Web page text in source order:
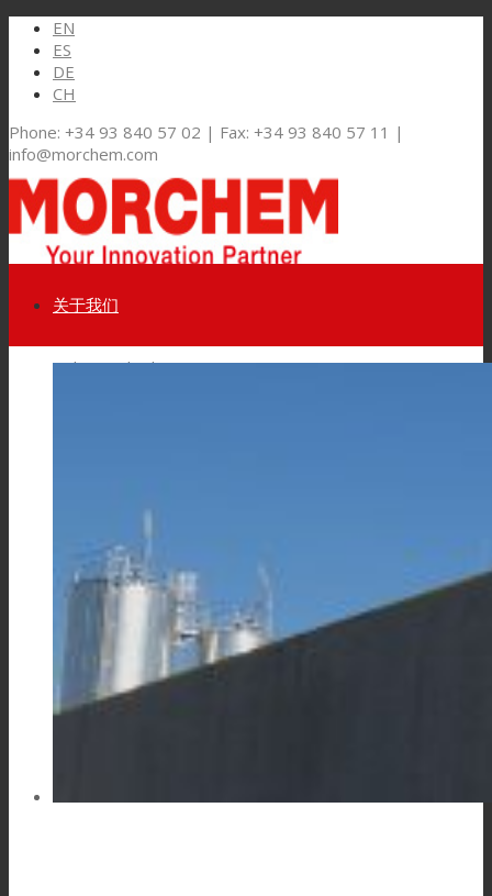
EN
ES
DE
CH
Phone: +34 93 840 57 02 | Fax: +34 93 840 57 11 |
info@morchem.com
Link to LinkedIn
关于我们
科技产品复合
纺织品复合
TPU油墨连接料